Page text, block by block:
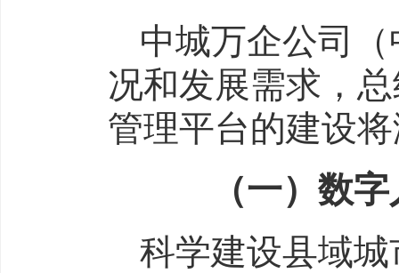
中城万企公司
况和发展需求，
管理平台的建设
（一）数字
科学建设县域